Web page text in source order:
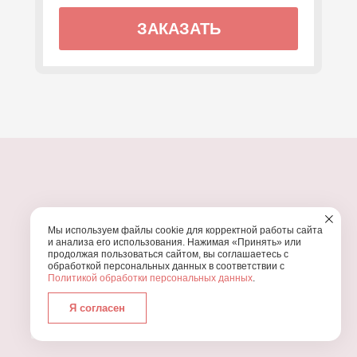
ЗАКАЗАТЬ
УЗНАЙТЕ, ПОЧЕМУ ПРОВЕДЕНИЕВАШЕГО
ПРАЗДНИКА СТОИТ ДОВЕРИТЬ НАМ
Работаем с 2016 года
Мы используем файлы cookie для корректной работы сайта
и анализа его использования. Нажимая «Принять» или
продолжая пользоваться сайтом, вы соглашаетесь с
обработкой персональных данных в соответствии с
Политикой обработки персональных данных.
Я согласен